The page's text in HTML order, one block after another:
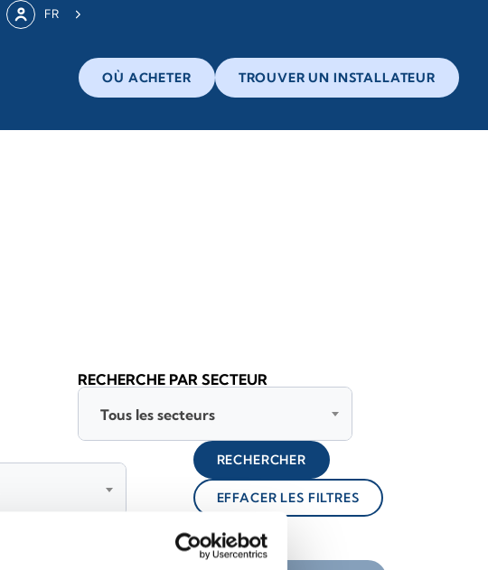
FR
OÙ ACHETER TROUVER UN INSTALLATEUR
RECHERCHE PAR SECTEUR
Tous les secteurs
RECHERCHER
EFFACER LES FILTRES